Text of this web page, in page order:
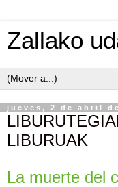
Zallako
jueves, 2 de abril
LIBURUAK
La muerte del